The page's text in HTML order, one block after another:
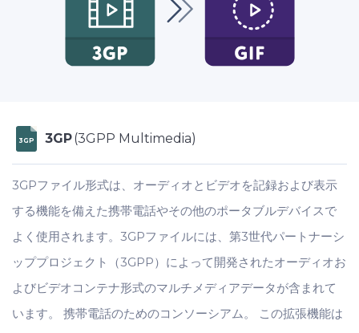
3GP 3GP(3GPP Multimedia)
3GPファイル形式は、オーディオとビデオを記録および表示
する機能を備えた携帯電話やその他のポータブルデバイスで
よく使用されます。3GPファイルには、第3世代パートナーシ
ッププロジェクト（3GPP）によって開発されたオーディオお
よびビデオコンテナ形式のマルチメディアデータが含まれて
います。 携帯電話のためのコンソーシアム。 この拡張機能は